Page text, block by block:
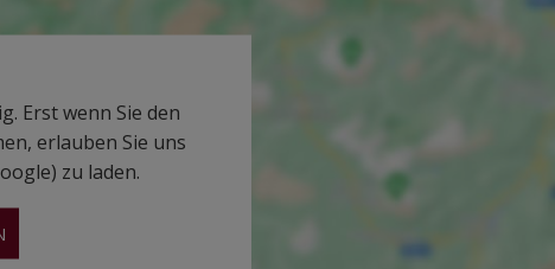
Erst wenn Sie den
erlauben Sie uns
zu laden.